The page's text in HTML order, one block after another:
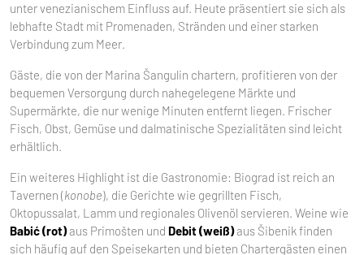
unter venezianischem Einfluss auf. Heute präsentiert sie sich als
lebhafte Stadt mit Promenaden, Stränden und einer starken
Verbindung zum Meer.
Gäste, die von der Marina Šangulin chartern, profitieren von der
bequemen Versorgung durch nahegelegene Märkte und
Supermärkte, die nur wenige Minuten entfernt liegen. Frischer
Fisch, Obst, Gemüse und dalmatinische Spezialitäten sind leicht
erhältlich.
Ein weiteres Highlight ist die Gastronomie: Biograd ist reich an
Tavernen (konobe), die Gerichte wie gegrillten Fisch,
Oktopussalat, Lamm und regionales Olivenöl servieren. Weine wie
Babić (rot)aus Primošten und Debit (weiß)aus Šibenik finden
sich häufig auf den Speisekarten und bieten Chartergästen einen